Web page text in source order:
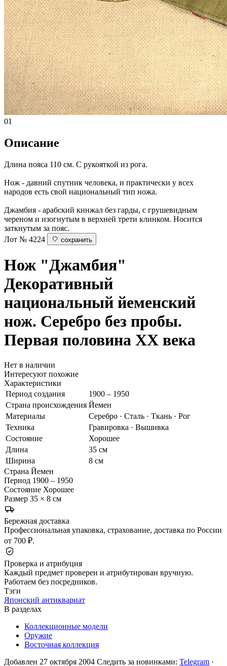
01
Описание
Длина пояса 110 см. С рукояткой из рога.
Нож - давний спутник человека, и практически у всех
народов есть свой национальный тип ножа.
Джамбия - арабский кинжал без гарды, с грушевидным
череном и изогнутым в верхней трети клинком. Носится
заткнутым за пояс.
Лот № 4224
сохранить
Нож "Джамбия"
Декоративный
национальный йеменский
нож. Серебро без пробы.
Первая половина ХХ века
Нет в наличии
Интересуют похожие
Характеристики
Период создания
1900 – 1950
Страна происхождения Йемен
Материалы
Серебро · Сталь · Ткань · Рог
Техника
Гравировка · Вышивка
Состояние
Хорошее
Длина
35 см
Ширина
8 см
Страна Йемен
Период 1900 – 1950
Состояние Хорошее
Размер 35 × 8 см
Бережная доставка
Профессиональная упаковка, страхование, доставка по России
от 700 ₽.
Проверка и атрибуция
Каждый предмет проверен и атрибутирован вручную.
Работаем без посредников.
Тэги
Японский антиквариат
В разделах
Коллекционные модели
Оружие
Восточная коллекция
Добавлен 27 октября 2004 Следить за новинками: Telegram ·